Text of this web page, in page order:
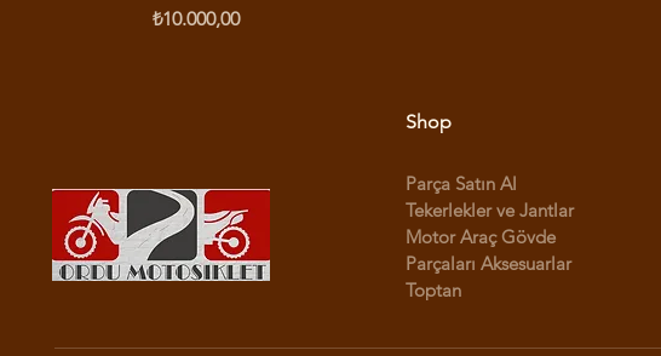
Fiyat
₺10.000,00
Shop
Parça Satın Al
Tekerlekler ve Jantlar
Motor Araç Gövde
Parçaları Aksesuarlar
Toptan